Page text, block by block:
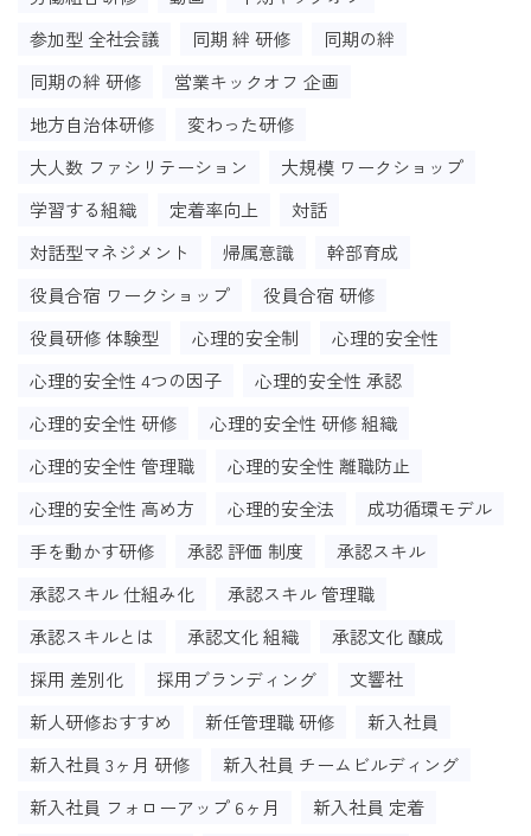
参加型 全社会議
同期 絆 研修
同期の絆
同期の絆 研修
営業キックオフ 企画
地方自治体研修
変わった研修
大人数 ファシリテーション
大規模 ワークショップ
学習する組織
定着率向上
対話
対話型マネジメント
帰属意識
幹部育成
役員合宿 ワークショップ
役員合宿 研修
役員研修 体験型
心理的安全制
心理的安全性
心理的安全性 4つの因子
心理的安全性 承認
心理的安全性 研修
心理的安全性 研修 組織
心理的安全性 管理職
心理的安全性 離職防止
心理的安全性 高め方
心理的安全法
成功循環モデル
手を動かす研修
承認 評価 制度
承認スキル
承認スキル 仕組み化
承認スキル 管理職
承認スキルとは
承認文化 組織
承認文化 醸成
採用 差別化
採用ブランディング
文響社
新人研修おすすめ
新任管理職 研修
新入社員
新入社員 3ヶ月 研修
新入社員 チームビルディング
新入社員 フォローアップ 6ヶ月
新入社員 定着